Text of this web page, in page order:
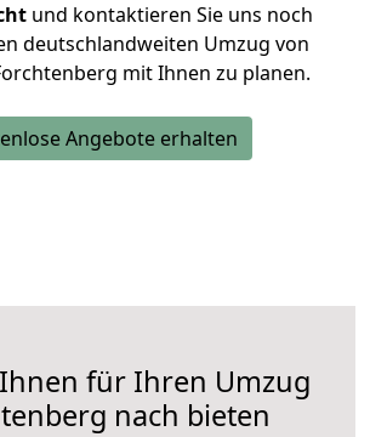
und kontaktieren Sie uns noch
deutschlandweiten Umzug von
mit Ihnen zu planen.
Angebote erhalten
für Ihren Umzug
nach bieten